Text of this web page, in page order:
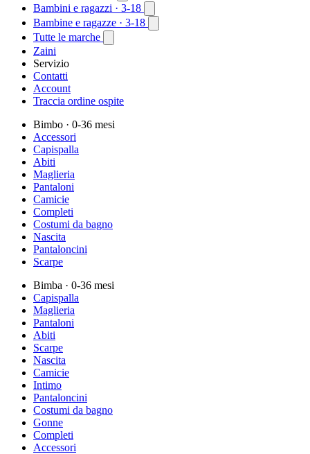
Bambini e ragazzi · 3-18
Bambine e ragazze · 3-18
Tutte le marche
Zaini
Servizio
Contatti
Account
Traccia ordine ospite
Bimbo · 0-36 mesi
Accessori
Capispalla
Abiti
Maglieria
Pantaloni
Camicie
Completi
Costumi da bagno
Nascita
Pantaloncini
Scarpe
Bimba · 0-36 mesi
Capispalla
Maglieria
Pantaloni
Abiti
Scarpe
Nascita
Camicie
Intimo
Pantaloncini
Costumi da bagno
Gonne
Completi
Accessori